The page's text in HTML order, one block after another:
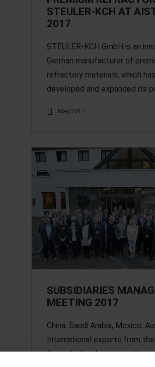
STEULER-KCH AT
2017
STEULER-KCH GmbH is an
German manufacturer of
refractory materials, which
developed and expanded its
May 2017
SUBSIDIARIES
MEETING 2017
China, Saudi Arabia, Mexico,
International experts from
Group, hailing from more than